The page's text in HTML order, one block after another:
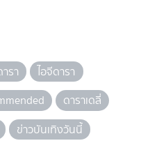
รา
ไอจีดารา
ดาราเดลี่
ข่าวบันเทิงวันนี้